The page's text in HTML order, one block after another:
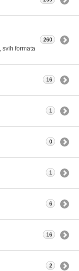
svih formata
260
16
1
0
1
6
16
2